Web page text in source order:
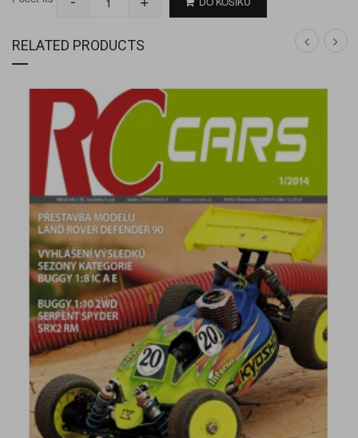
RELATED PRODUCTS
DETAIL